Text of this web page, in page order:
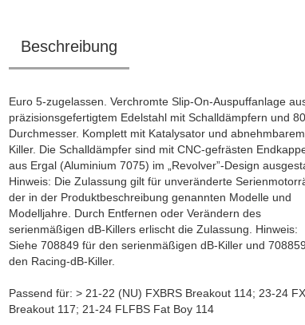
Beschreibung
Euro 5-zugelassen. Verchromte Slip-On-Auspuffanlage
präzisionsgefertigtem Edelstahl mit Schalldämpfern und
Durchmesser. Komplett mit Katalysator und
Killer. Die Schalldämpfer sind mit CNC-gefrästen
aus Ergal (Aluminium 7075) im „Revolver”-Design
Hinweis: Die Zulassung gilt für unveränderte
der in der Produktbeschreibung genannten Modelle und
Modelljahre. Durch Entfernen oder Verändern des
serienmäßigen dB-Killers erlischt die Zulassung. Hinweis:
Siehe 708849 für den serienmäßigen dB-Killer und
den Racing-dB-Killer.
Passend für: > 21-22 (NU) FXBRS Breakout 114; 23-24
Breakout 117; 21-24 FLFBS Fat Boy 114